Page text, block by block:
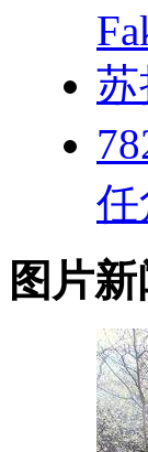
任
图片新